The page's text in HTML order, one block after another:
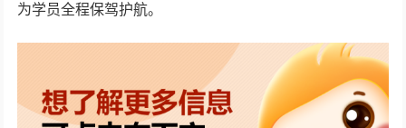
为学员全程保驾护航。